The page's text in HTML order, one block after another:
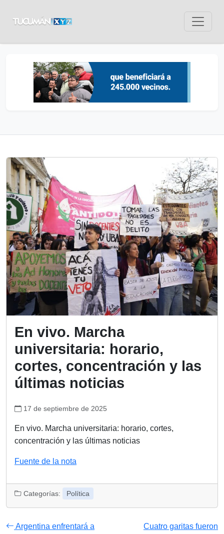
En vivo. Marcha
universitaria: horario,
cortes, concentración y las
últimas noticias
17 de septiembre de 2025
En vivo. Marcha universitaria: horario, cortes,
concentración y las últimas noticias
Fuente de la nota
Categorías: Política
Argentina enfrentará a
Cuatro garitas fueron